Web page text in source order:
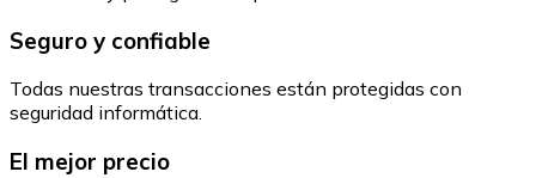
Seguro y confiable
Todas nuestras transacciones están protegidas con
seguridad informática.
El mejor precio